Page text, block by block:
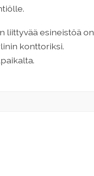
liittyvää esineistöä on
konttoriksi.